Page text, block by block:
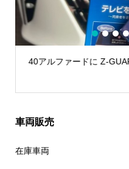
40アルファードに Z-
1 2 3 4
車両販売
在庫車両